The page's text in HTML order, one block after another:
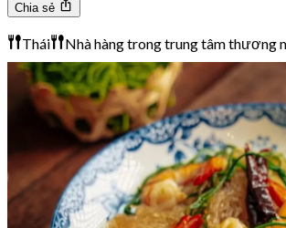
Chia sẻ
Thái Nhà hàng trong trung tâm thương